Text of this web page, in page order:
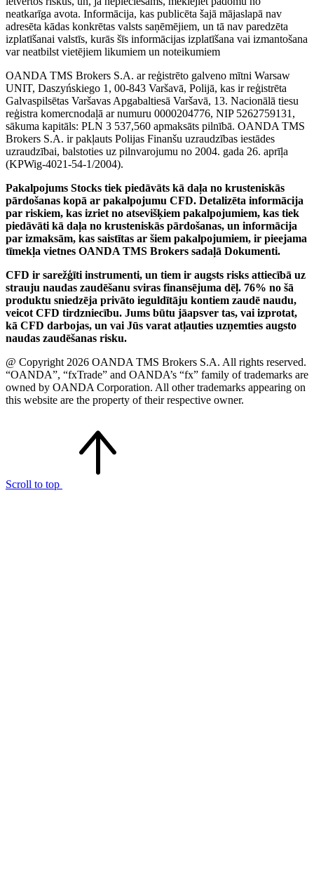
neatkarīga avota. Informācija, kas publicēta šajā mājaslapā nav
adresēta kādas konkrētas valsts saņēmējiem, un tā nav paredzēta
izplatīšanai valstīs, kurās šīs informācijas izplatīšana vai izmantošana
var neatbilst vietējiem likumiem un noteikumiem
OANDA TMS Brokers S.A. ar reģistrēto galveno mītni Warsaw
UNIT, Daszyńskiego 1, 00-843 Varšavā, Polijā, kas ir reģistrēta
Galvaspilsētas Varšavas Apgabaltiesā Varšavā, 13. Nacionālā tiesu
reģistra komercnodaļā ar numuru 0000204776, NIP 5262759131,
sākuma kapitāls: PLN 3 537,560 apmaksāts pilnībā. OANDA TMS
Brokers S.A. ir pakļauts Polijas Finanšu uzraudzības iestādes
uzraudzībai, balstoties uz pilnvarojumu no 2004. gada 26. aprīļa
(KPWig-4021-54-1/2004).
Pakalpojums Stocks tiek piedāvāts kā daļa no krusteniskās
pārdošanas kopā ar pakalpojumu CFD. Detalizēta informācija
par riskiem, kas izriet no atsevišķiem pakalpojumiem, kas tiek
piedāvāti kā daļa no krusteniskās pārdošanas, un informācija
par izmaksām, kas saistītas ar šiem pakalpojumiem, ir pieejama
tīmekļa vietnes OANDA TMS Brokers sadaļā Dokumenti.
CFD ir sarežģīti instrumenti, un tiem ir augsts risks attiecībā uz
strauju naudas zaudēšanu sviras finansējuma dēļ. 76% no šā
produktu sniedzēja privāto ieguldītāju kontiem zaudē naudu,
veicot CFD tirdzniecību. Jums būtu jāapsver tas, vai izprotat,
kā CFD darbojas, un vai Jūs varat atļauties uzņemties augsto
naudas zaudēšanas risku.
@ Copyright 2026 OANDA TMS Brokers S.A. All rights reserved.
“OANDA”, “fxTrade” and OANDA’s “fx” family of trademarks are
owned by OANDA Corporation. All other trademarks appearing on
this website are the property of their respective owner.
Scroll to top